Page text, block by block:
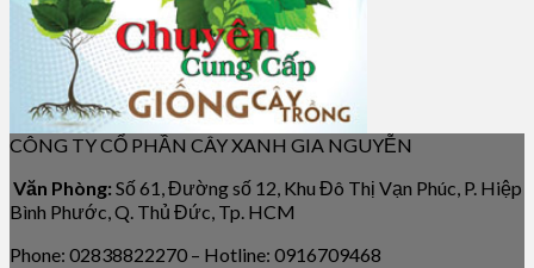
CÔNG TY CỔ PHẦN CÂY XANH GIA NGUYỄN
Văn Phòng: Số 61, Đường số 12, Khu Đô Thị Vạn Phúc, P. Hiệp
Bình Phước, Q. Thủ Đức, Tp. HCM
Phone: 02838822270 – Hotline: 0916709468